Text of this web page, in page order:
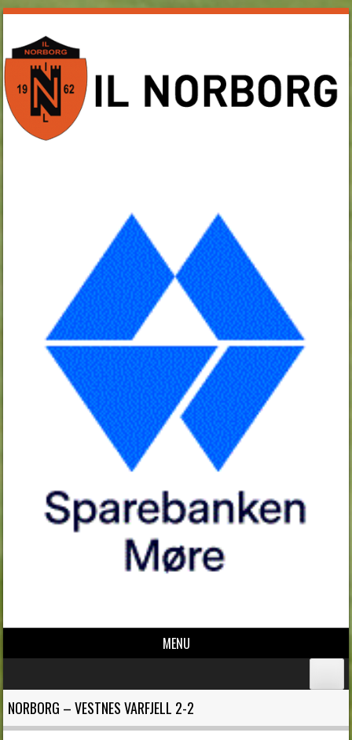
MENU
NORBORG – VESTNES VARFJELL 2-2